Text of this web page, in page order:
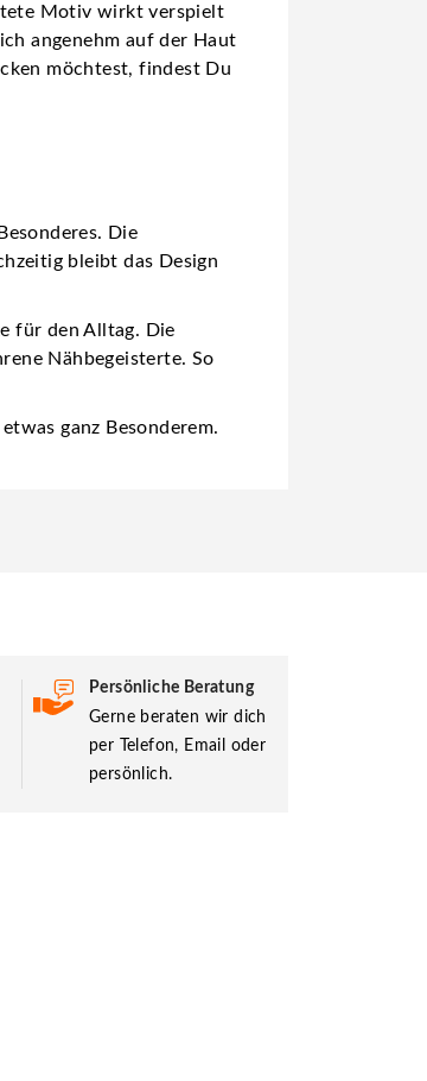
Motiv wirkt verspielt
angenehm auf der Haut
möchtest, findest Du
Die
bleibt das Design
für den Alltag. Die
Nähbegeisterte. So
ganz Besonderem.
Persönliche Beratung
Gerne beraten wir dich
per Telefon, Email oder
persönlich.